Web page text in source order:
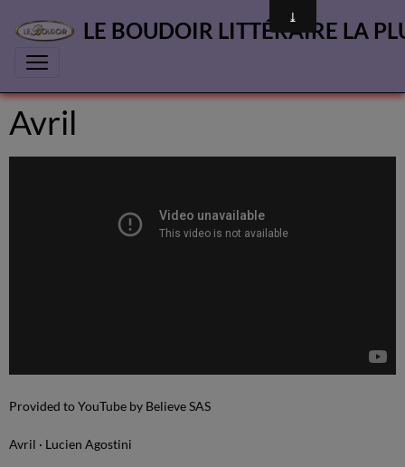
LE BOUDOIR LITTÉRAIRE LA
Avril
Provided to YouTube by Believe SAS
Avril · Lucien Agostini